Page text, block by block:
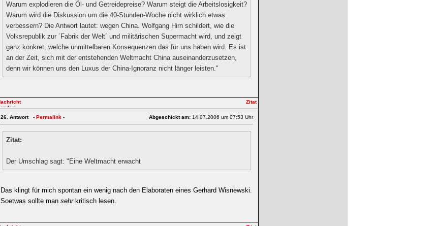
Warum explodieren die Öl- und Getreidepreise? Warum steigt die Arbeitslosigkeit?
Warum wird die Diskussion um die 40-Stunden-Woche nicht wirklich etwas
verbessern? Die Antwort lautet: wegen China. Wolfgang Hirn schildert, wie die
Volksrepublik zur ´Fabrik der Welt´ und militärischen Supermacht wird, und zeigt
ganz konkret, welche unmittelbaren Konsequenzen das für uns haben wird. Es ist
an der Zeit, sich mit der entstehenden Weltmacht China auseinanderzusetzen,
denn wir können uns den Luxus der China-Ignoranz nicht länger leisten."
26. Antwort - Permalink - Abgeschickt am: 14.07.2006 um 07:53 Uhr
Zitat:
Der Umschlag sagt: "Eine Weltmacht erwacht
Das klingt für mich spontan ein wenig nach den Elaboraten eines Gerhard Wisnewski.
Soetwas sollte man sehrkritisch lesen.